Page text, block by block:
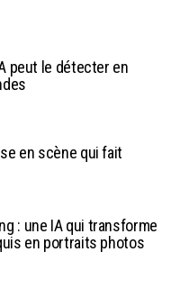
peut le détecter en
en scène qui fait
: une IA qui transforme
en portraits photos